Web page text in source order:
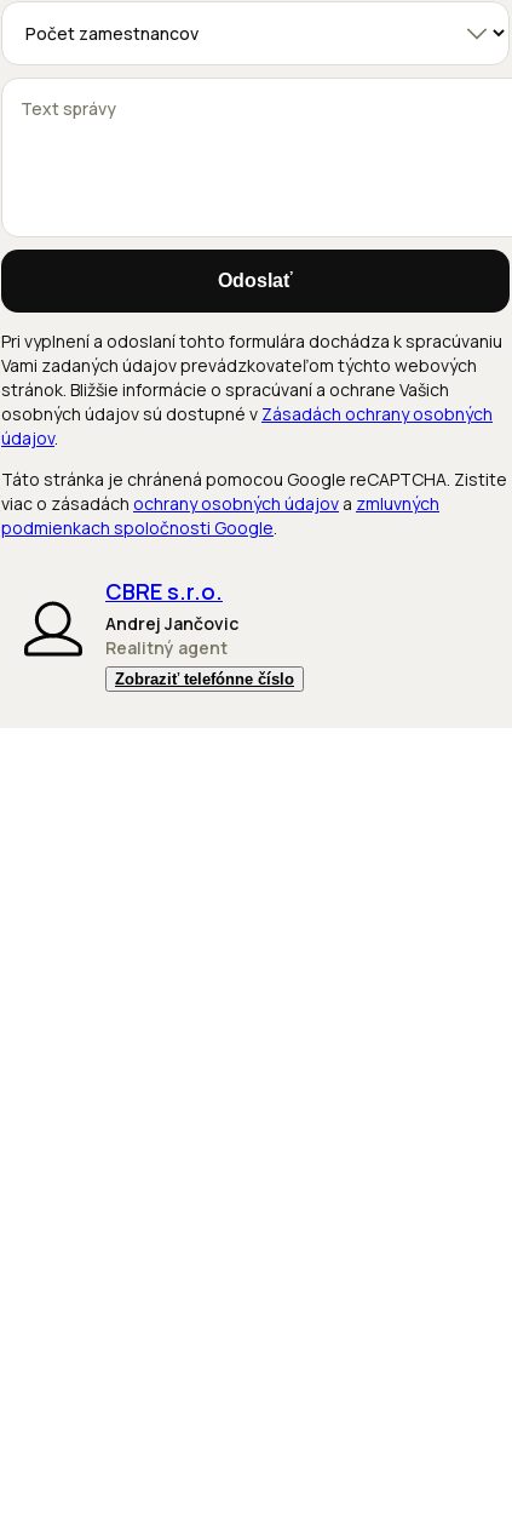
Odoslať
Pri vyplnení a odoslaní tohto formulára dochádza k spracúvaniu
Vami zadaných údajov prevádzkovateľom týchto webových
stránok. Bližšie informácie o spracúvaní a ochrane Vašich
osobných údajov sú dostupné v Zásadách ochrany osobných
údajov.
Táto stránka je chránená pomocou Google reCAPTCHA. Zistite
viac o zásadách ochrany osobných údajov a zmluvných
podmienkach spoločnosti Google.
CBRE s.r.o.
Andrej Jančovic
Realitný agent
Zobraziť telefónne číslo